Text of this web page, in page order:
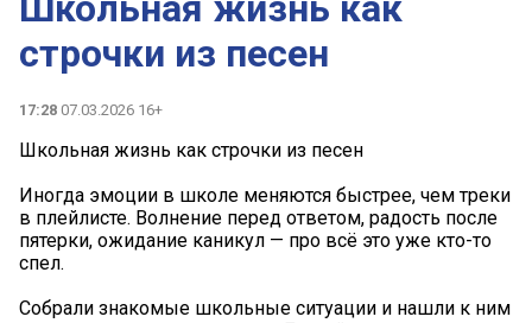
строчки из песен
17:28 07.03.2026 16+
Школьная жизнь как строчки из песен
Иногда эмоции в школе меняются быстрее, чем треки
в плейлисте. Волнение перед ответом, радость после
пятерки, ожидание каникул — про всё это уже кто-то
спел.
Собрали знакомые школьные ситуации и нашли к ним